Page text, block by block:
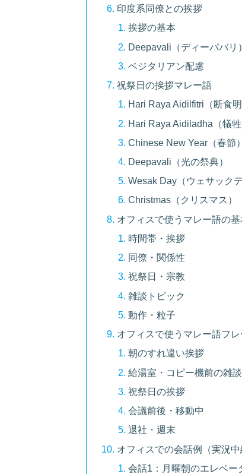
印度系同僚との挨拶
挨拶の基本
Deepavali（ディーパバリ
ベジタリアン配慮
祝祭日の挨拶マレー語
Hari Raya Aidilfitri（断食明
Hari Raya Aidiladha（犠牲
Chinese New Year（春節）
Deepavali（光の祭典）
Wesak Day（ウェサックデ
Christmas（クリスマス）
オフィスで使うマレー語の
時間帯・挨拶
同僚・関係性
祝祭日・宗教
雑談トピック
動作・粒子
オフィスで使うマレー語フ
朝のすれ違い挨拶
給湯室・コピー機前の雑談
祝祭日の挨拶
会議前後・移動中
退社・週末
オフィスでの会話例（実況中
会話1：月曜朝のエレベー